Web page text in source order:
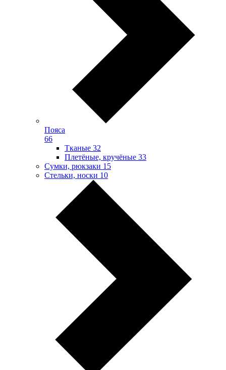
Пояса
66
Тканые 32
Плетёные, кручёные 33
Сумки, рюкзаки 15
Стельки, носки 10